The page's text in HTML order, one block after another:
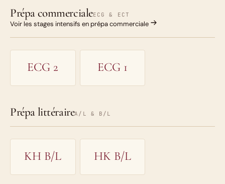
Prépa commercialeECG & ECT
Voir les stages intensifs en prépa commerciale
ECG 2 ECG 1
Prépa littéraireA/L & B/L
KH B/L HK B/L